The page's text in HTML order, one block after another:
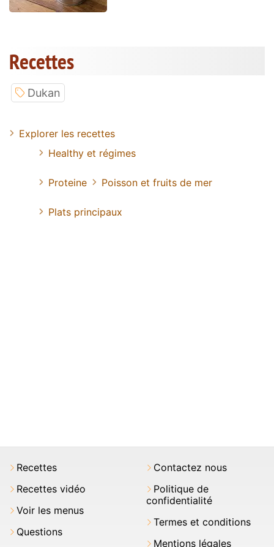
Recettes
Dukan
Explorer les recettes
Healthy et régimes
Proteine Poisson et fruits de mer
Plats principaux
Recettes
Recettes vidéo
Voir les menus
Questions
Contactez nous
Politique de
confidentialité
Termes et conditions
Mentions légales